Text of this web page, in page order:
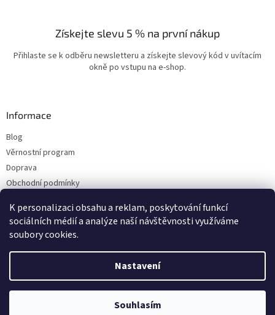
K personalizaci obsahu a reklam, poskytování funkcí
sociálních médií a analýze naší návštěvnosti využíváme
soubory cookies.
Nastavení
Souhlasím
Získejte slevu 5 % na první nákup
Přihlaste se k odběru newsletteru a získejte slevový kód v uvítacím
okně po vstupu na e-shop.
Informace
Blog
Věrnostní program
Doprava
Obchodní podmínky
Kontakty
Vytvořil Shoptet
. Všechna práva vyhrazena.
cookies